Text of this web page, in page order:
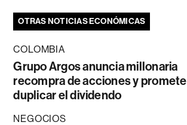
OTRAS NOTICIAS ECONÓMICAS
COLOMBIA
Grupo Argos anuncia millonaria
recompra de acciones y promete
duplicar el dividendo
NEGOCIOS